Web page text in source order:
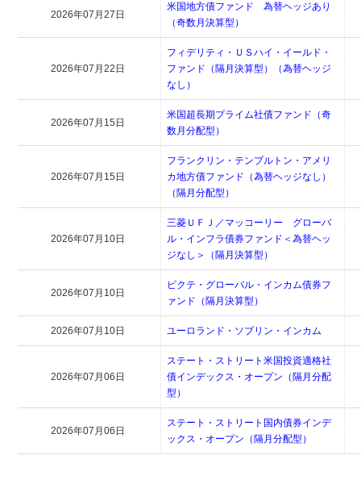
2026年07月27日
米国地方債ファンド 為替ヘッジあり
（奇数月決算型）
2026年07月22日
フィデリティ・ＵＳハイ・イールド・
ファンド（隔月決算型）（為替ヘッジ
なし）
2026年07月15日
米国超長期プライム社債ファンド（奇
数月分配型）
2026年07月15日
フランクリン・テンプルトン・アメリ
カ地方債ファンド（為替ヘッジなし）
（隔月分配型）
2026年07月10日
三菱ＵＦＪ／マッコーリー グローバ
ル・インフラ債券ファンド＜為替ヘッ
ジなし＞（隔月決算型）
2026年07月10日
ピクテ・グローバル・インカム債券フ
ァンド（隔月決算型）
2026年07月10日 ユーロランド・ソブリン・インカム
2026年07月06日
ステート・ストリート米国投資適格社
債インデックス・オープン（隔月分配
型）
2026年07月06日
ステート・ストリート国内債券インデ
ックス・オープン（隔月分配型）